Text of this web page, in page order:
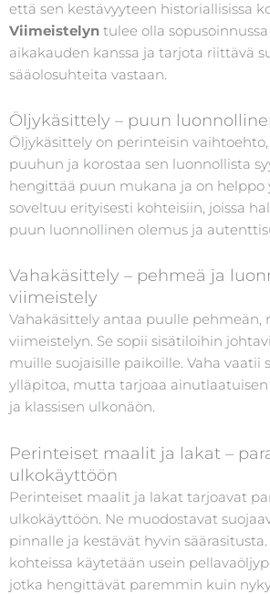
että sen kestävyyteen historiallisissa
Viimeistelyn tulee olla
aikakauden kanssa ja tarjota riittävä
sääolosuhteita vastaan.
Öljykäsittely – puun
Öljykäsittely on perinteisin
puuhun ja korostaa sen luonnollista
hengittää puun mukana ja on helppo
soveltuu erityisesti kohteisiin, joissa
puun luonnollinen olemus ja
Vahakäsittely – pehmeä ja
viimeistely
Vahakäsittely antaa puulle pehmeän,
viimeistelyn. Se sopii sisätiloihin
muille suojaisille paikoille. Vaha vaatii
ylläpitoa, mutta tarjoaa
ja klassisen ulkonäön.
Perinteiset maalit ja lakat –
ulkokäyttöön
Perinteiset maalit ja lakat tarjoavat
ulkokäyttöön. Ne muodostavat
pinnalle ja kestävät hyvin
kohteissa käytetään usein
jotka hengittävät paremmin kuin